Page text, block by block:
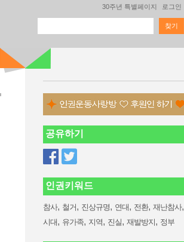
30주년 특별페이지 로그인
검색 폼
공유하기
인권키워드
참사, 철거, 진상규명, 연대, 전환, 재난참사,
시대, 유가족, 지역, 진실, 재발방지, 정부